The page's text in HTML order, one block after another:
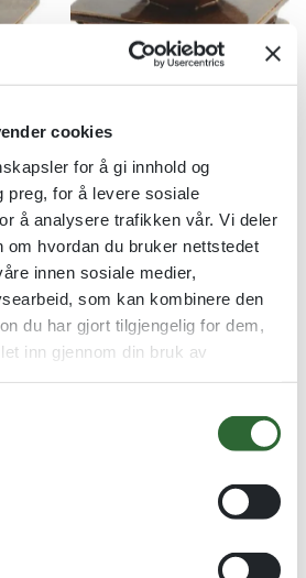
cookies
for å gi innhold og
preg, for å levere sosiale
å analysere trafikken vår. Vi deler
om hvordan du bruker nettstedet
innen sosiale medier,
som kan kombinere den
du har gjort tilgjengelig for dem,
inn gjennom din bruk av
Golfstatuett støpt i resina
kr347,00
Se alternativer
Kvantumsrabatt